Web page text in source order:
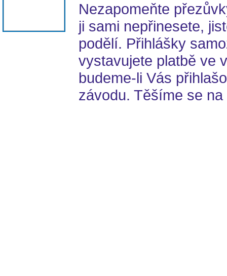
Nezapomeňte
ji sami nepřinesete,
podělí. Přihlášky
vystavujete platbě ve
budeme-li Vás
závodu. Těšíme se